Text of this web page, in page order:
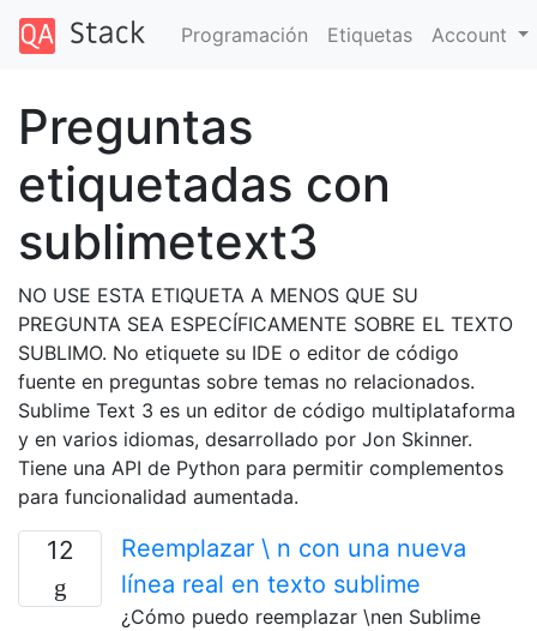
Programación Etiquetas Account
Preguntas
etiquetadas con
sublimetext3
NO USE ESTA ETIQUETA A MENOS QUE SU
PREGUNTA SEA ESPECÍFICAMENTE SOBRE EL TEXTO
SUBLIMO. No etiquete su IDE o editor de código
fuente en preguntas sobre temas no relacionados.
Sublime Text 3 es un editor de código multiplataforma
y en varios idiomas, desarrollado por Jon Skinner.
Tiene una API de Python para permitir complementos
para funcionalidad aumentada.
12
Reemplazar \ n con una nueva
línea real en texto sublime
¿Cómo puedo reemplazar \nen Sublime